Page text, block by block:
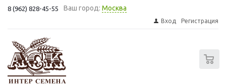
8 (962) 828-45-55 Ваш город: Москва
Вход Регистрация